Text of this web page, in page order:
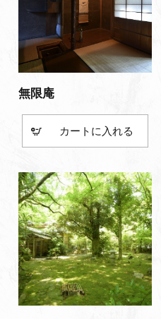
無限庵
カート